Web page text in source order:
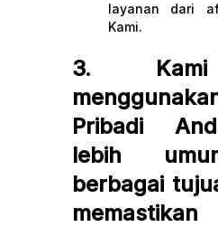
layanan dari
Kami.
3.
Pribadi
lebih
berbagai